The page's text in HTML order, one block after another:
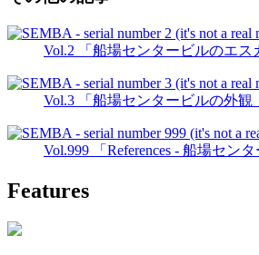
Vol.2 「船場センタービルのエス
Vol.3 「船場センタービルの外観
Vol.999 「References - 船場センタ
Features